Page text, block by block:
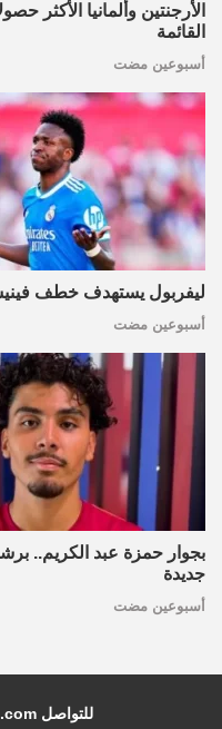
الأرجنتين وألمانيا
القائمة
أسبوعين مضت
ليفربول يستهدف خطف
أسبوعين مضت
بجوار حمزة عبد الكريم..
جديدة
أسبوعين مضت
للتواصل wlydalrmaly@gmail.com